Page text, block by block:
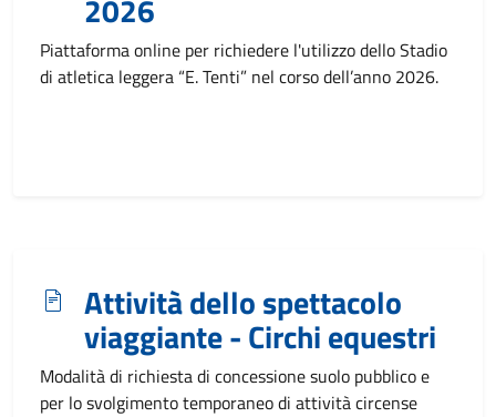
2026
Piattaforma online per richiedere l'utilizzo dello Stadio
di atletica leggera “E. Tenti” nel corso dell’anno 2026.
Attività dello spettacolo
viaggiante - Circhi equestri
Modalità di richiesta di concessione suolo pubblico e
per lo svolgimento temporaneo di attività circense